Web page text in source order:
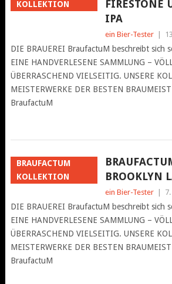
KOLLEKTION
FIRESTONE
IPA
ein Bier-Tester
DIE BRAUEREI BraufactuM beschreibt sich
EINE HANDVERLESENE SAMMLUNG –
ÜBERRASCHEND VIELSEITIG. UNSERE
MEISTERWERKE DER BESTEN
BraufactuM
BRAUFACTUM
KOLLEKTION
BROOKLYN
ein Bier-Tester
DIE BRAUEREI BraufactuM beschreibt sich
EINE HANDVERLESENE SAMMLUNG –
ÜBERRASCHEND VIELSEITIG. UNSERE
MEISTERWERKE DER BESTEN
BraufactuM